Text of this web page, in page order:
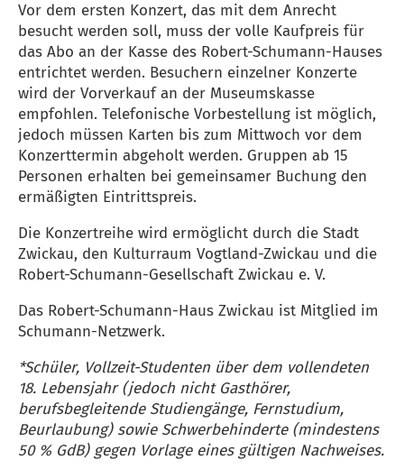
Vor dem ersten Konzert, das mit dem Anrecht
besucht werden soll, muss der volle Kaufpreis für
das Abo an der Kasse des Robert-Schumann-Hauses
entrichtet werden. Besuchern einzelner Konzerte
wird der Vorverkauf an der Museumskasse
empfohlen. Telefonische Vorbestellung ist möglich,
jedoch müssen Karten bis zum Mittwoch vor dem
Konzerttermin abgeholt werden. Gruppen ab 15
Personen erhalten bei gemeinsamer Buchung den
ermäßigten Eintrittspreis.
Die Konzertreihe wird ermöglicht durch die Stadt
Zwickau, den Kulturraum Vogtland-Zwickau und die
Robert-Schumann-Gesellschaft Zwickau e. V.
Das Robert-Schumann-Haus Zwickau ist Mitglied im
Schumann-Netzwerk.
*Schüler, Vollzeit-Studenten über dem vollendeten
18. Lebensjahr (jedoch nicht Gasthörer,
berufsbegleitende Studiengänge, Fernstudium,
Beurlaubung) sowie Schwerbehinderte (mindestens
50 % GdB) gegen Vorlage eines gültigen Nachweises.